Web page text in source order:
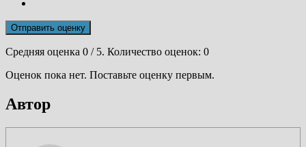
Отправить оценку
Средняя оценка 0 / 5. Количество оценок: 0
Оценок пока нет. Поставьте оценку первым.
Автор